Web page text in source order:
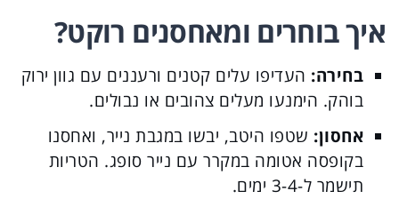
איך בוחרים ומאחסנים רוקט?
בחירה: העדיפו עלים קטנים ורעננים עם גוון ירוק
בוהק. הימנעו מעלים צהובים או נבולים.
אחסון: שטפו היטב, יבשו במגבת נייר, ואחסנו
בקופסה אטומה במקרר עם נייר סופג. הטריות
תישמר ל-3-4 ימים.